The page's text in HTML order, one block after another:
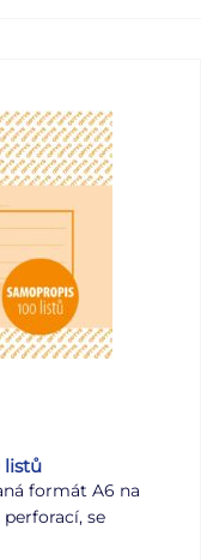
listů
formát A6 na
se